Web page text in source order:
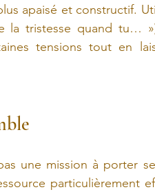
apaisé et constructif.
la tristesse quand tu…
tensions tout en
une mission à porter
particulièrement